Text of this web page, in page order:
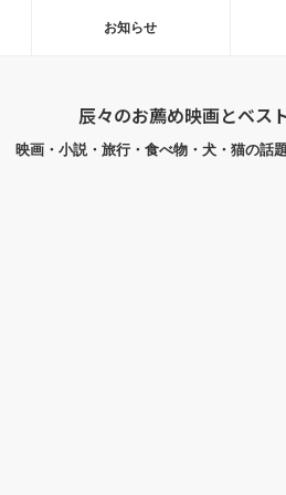
お知らせ
辰々のお薦め映画とベス
映画・小説・旅行・食べ物・犬・猫の話